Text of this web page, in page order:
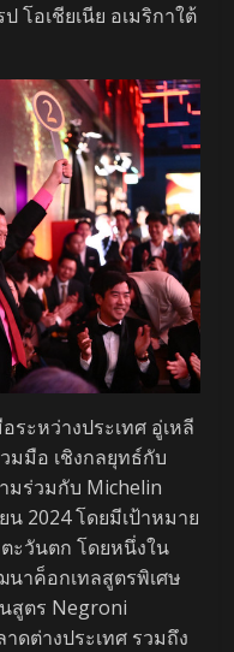
โอเชียเนีย อเมริกาใต้
ระหว่างประเทศ อู่เหลี
มมือ เชิงกลยุทธ์กับ
มร่วมกับ Michelin
น 2024 โดยมีเป้าหมาย
ะวันตก โดยหนึ่งใน
าค็อกเทลสูตรพิเศษ
สูตร Negroni
ดต่างประเทศ รวมถึง